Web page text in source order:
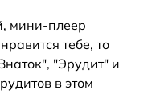
мини-плеер
тебе, то
"Эрудит" и
в этом